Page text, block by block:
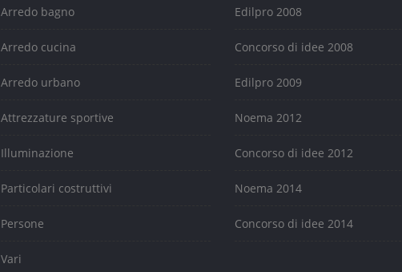
Arredo bagno
Arredo cucina
Arredo urbano
Attrezzature sportive
Illuminazione
Particolari costruttivi
Persone
Vari
Edilpro 2008
Concorso di idee 2008
Edilpro 2009
Noema 2012
Concorso di idee 2012
Noema 2014
Concorso di idee 2014